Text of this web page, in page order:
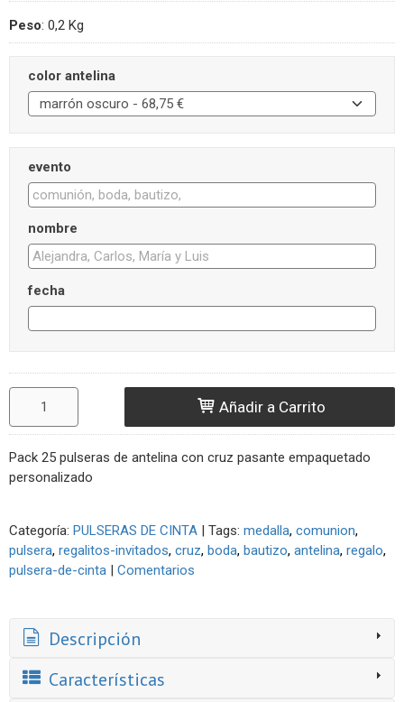
Peso: 0,2 Kg
color antelina
evento
nombre
fecha
Añadir a Carrito
Pack 25 pulseras de antelina con cruz pasante empaquetado
personalizado
Categoría: PULSERAS DE CINTA | Tags: medalla comunion
pulsera regalitos-invitados cruz boda bautizo antelina regalo
pulsera-de-cinta | Comentarios
Descripción
Características